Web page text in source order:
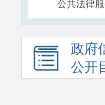
公共法律
政府
公开